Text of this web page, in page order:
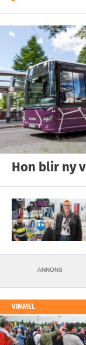
Hon blir ny
ANNONS
VIMMEL